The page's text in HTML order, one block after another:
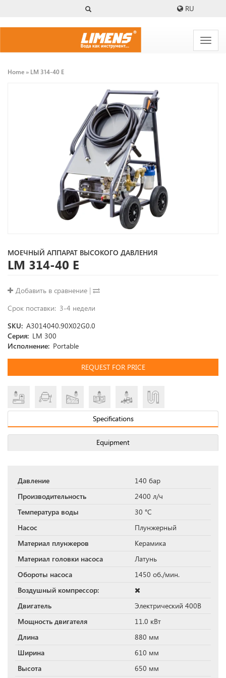
main
RU
Home LM 314-40 E
МОЕЧНЫЙ АППАРАТ ВЫСОКОГО ДАВЛЕНИЯ
LM 314-40 E
Добавить в сравнение |
Срок поставки
3-4 недели
SKU A3014040.90X02G0.0
Серия LM 300
Исполнение Portable
REQUEST FOR PRICE
Specifications
Equipment
Давление
140 бар
Производительность
2400 л/ч
Температура воды
30 °С
Насос
Плунжерный
Материал плунжеров
Керамика
Материал головки насоса
Латунь
Обороты насоса
1450 об./мин.
Воздушный компрессор:
Двигатель
Электрический 400В
Мощность двигателя
11.0 кВт
Длина
880 мм
Ширина
610 мм
Высота
650 мм